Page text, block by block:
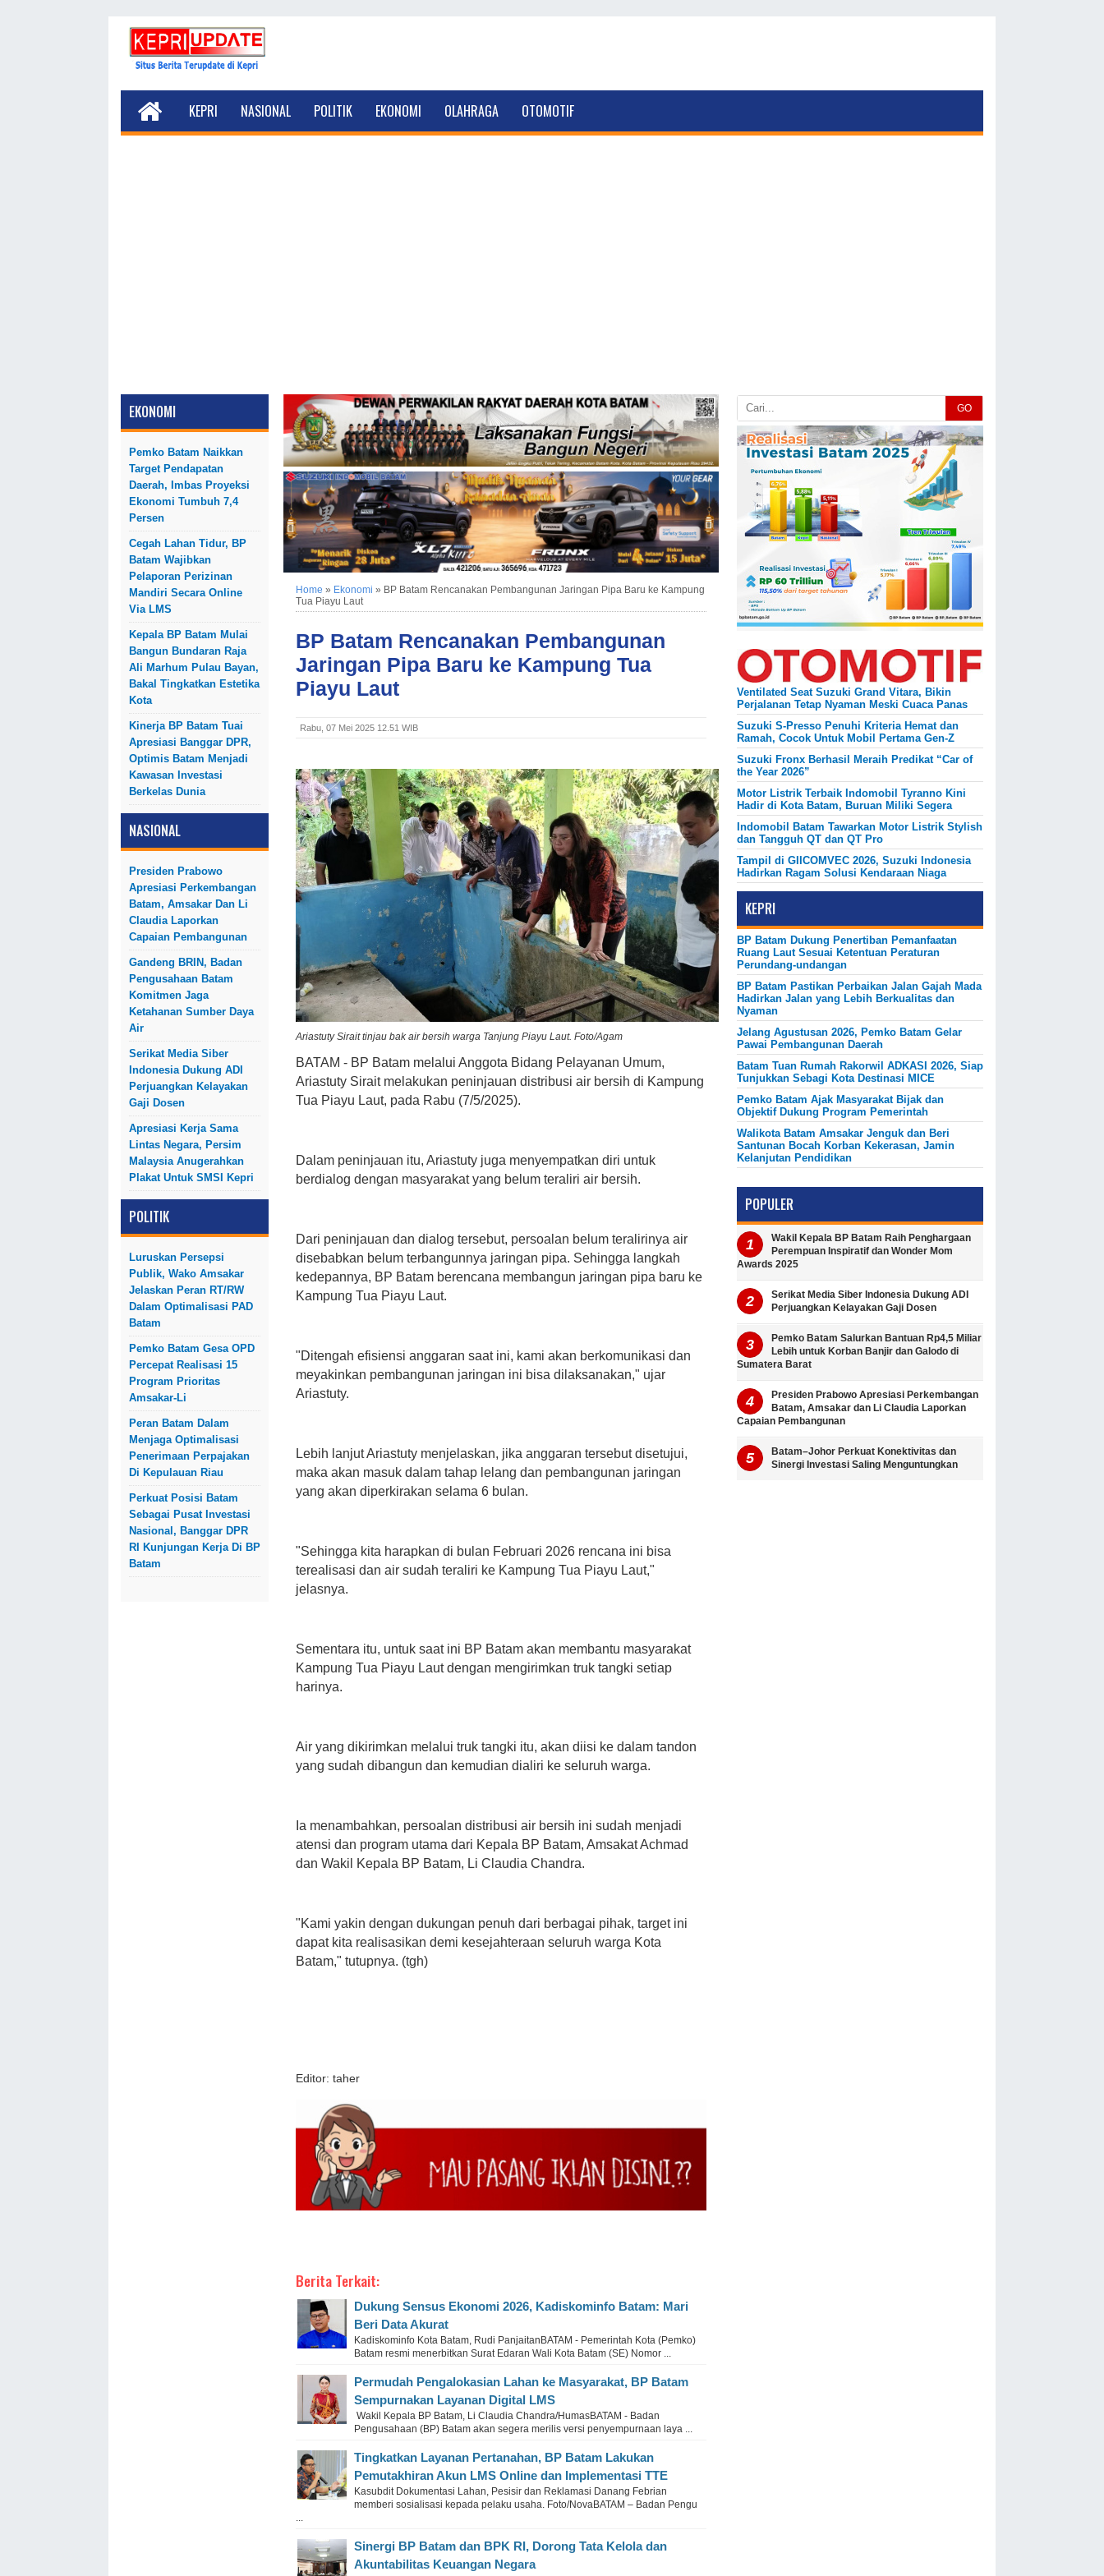
KEPRI NASIONAL POLITIK EKONOMI OLAHRAGA OTOMOTIF
EKONOMI
Pemko Batam Naikkan
Target Pendapatan
Daerah, Imbas Proyeksi
Ekonomi Tumbuh 7,4
Persen
Cegah Lahan Tidur, BP
Batam Wajibkan
Pelaporan Perizinan
Mandiri Secara Online
Via LMS
Kepala BP Batam Mulai
Bangun Bundaran Raja
Ali Marhum Pulau Bayan,
Bakal Tingkatkan Estetika
Kota
Kinerja BP Batam Tuai
Apresiasi Banggar DPR,
Optimis Batam Menjadi
Kawasan Investasi
Berkelas Dunia
NASIONAL
Presiden Prabowo
Apresiasi Perkembangan
Batam, Amsakar Dan Li
Claudia Laporkan
Capaian Pembangunan
Gandeng BRIN, Badan
Pengusahaan Batam
Komitmen Jaga
Ketahanan Sumber Daya
Air
Serikat Media Siber
Indonesia Dukung ADI
Perjuangkan Kelayakan
Gaji Dosen
Apresiasi Kerja Sama
Lintas Negara, Persim
Malaysia Anugerahkan
Plakat Untuk SMSI Kepri
POLITIK
Luruskan Persepsi
Publik, Wako Amsakar
Jelaskan Peran RT/RW
Dalam Optimalisasi PAD
Batam
Pemko Batam Gesa OPD
Percepat Realisasi 15
Program Prioritas
Amsakar-Li
Peran Batam Dalam
Menjaga Optimalisasi
Penerimaan Perpajakan
Di Kepulauan Riau
Perkuat Posisi Batam
Sebagai Pusat Investasi
Nasional, Banggar DPR
RI Kunjungan Kerja Di BP
Batam
Home » Ekonomi » BP Batam Rencanakan Pembangunan Jaringan Pipa Baru ke Kampung
Tua Piayu Laut
BP Batam Rencanakan Pembangunan
Jaringan Pipa Baru ke Kampung Tua
Piayu Laut
Rabu, 07 Mei 2025 12.51 WIB
Ariastuty Sirait tinjau bak air bersih warga Tanjung Piayu Laut. Foto/Agam
BATAM - BP Batam melalui Anggota Bidang Pelayanan Umum,
Ariastuty Sirait melakukan peninjauan distribusi air bersih di Kampung
Tua Piayu Laut, pada Rabu (7/5/2025).
Dalam peninjauan itu, Ariastuty juga menyempatkan diri untuk
berdialog dengan masyarakat yang belum teraliri air bersih.
Dari peninjauan dan dialog tersebut, persoalan belum teralirinya air
disebabkan belum terbangunnya jaringan pipa. Sehingga langkah
kedepannya, BP Batam berencana membangun jaringan pipa baru ke
Kampung Tua Piayu Laut.
"Ditengah efisiensi anggaran saat ini, kami akan berkomunikasi dan
meyakinkan pembangunan jaringan ini bisa dilaksanakan," ujar
Ariastuty.
Lebih lanjut Ariastuty menjelaskan, jika anggaran tersebut disetujui,
maka akan masuk dalam tahap lelang dan pembangunan jaringan
yang akan diperkirakan selama 6 bulan.
"Sehingga kita harapkan di bulan Februari 2026 rencana ini bisa
terealisasi dan air sudah teraliri ke Kampung Tua Piayu Laut,"
jelasnya.
Sementara itu, untuk saat ini BP Batam akan membantu masyarakat
Kampung Tua Piayu Laut dengan mengirimkan truk tangki setiap
harinya.
Air yang dikirimkan melalui truk tangki itu, akan diisi ke dalam tandon
yang sudah dibangun dan kemudian dialiri ke seluruh warga.
Ia menambahkan, persoalan distribusi air bersih ini sudah menjadi
atensi dan program utama dari Kepala BP Batam, Amsakat Achmad
dan Wakil Kepala BP Batam, Li Claudia Chandra.
"Kami yakin dengan dukungan penuh dari berbagai pihak, target ini
dapat kita realisasikan demi kesejahteraan seluruh warga Kota
Batam," tutupnya. (tgh)
Editor: taher
Berita Terkait:
Dukung Sensus Ekonomi 2026, Kadiskominfo Batam: Mari
Beri Data Akurat
Kadiskominfo Kota Batam, Rudi PanjaitanBATAM - Pemerintah Kota (Pemko)
Batam resmi menerbitkan Surat Edaran Wali Kota Batam (SE) Nomor ...
Permudah Pengalokasian Lahan ke Masyarakat, BP Batam
Sempurnakan Layanan Digital LMS
Wakil Kepala BP Batam, Li Claudia Chandra/HumasBATAM - Badan
Pengusahaan (BP) Batam akan segera merilis versi penyempurnaan laya ...
Tingkatkan Layanan Pertanahan, BP Batam Lakukan
Pemutakhiran Akun LMS Online dan Implementasi TTE
Kasubdit Dokumentasi Lahan, Pesisir dan Reklamasi Danang Febrian
memberi sosialisasi kepada pelaku usaha. Foto/NovaBATAM – Badan Pengu
Sinergi BP Batam dan BPK RI, Dorong Tata Kelola dan
Akuntabilitas Keuangan Negara
GO
Ventilated Seat Suzuki Grand Vitara, Bikin
Perjalanan Tetap Nyaman Meski Cuaca Panas
Suzuki S-Presso Penuhi Kriteria Hemat dan
Ramah, Cocok Untuk Mobil Pertama Gen-Z
Suzuki Fronx Berhasil Meraih Predikat “Car of
the Year 2026”
Motor Listrik Terbaik Indomobil Tyranno Kini
Hadir di Kota Batam, Buruan Miliki Segera
Indomobil Batam Tawarkan Motor Listrik Stylish
dan Tangguh QT dan QT Pro
Tampil di GIICOMVEC 2026, Suzuki Indonesia
Hadirkan Ragam Solusi Kendaraan Niaga
KEPRI
BP Batam Dukung Penertiban Pemanfaatan
Ruang Laut Sesuai Ketentuan Peraturan
Perundang-undangan
BP Batam Pastikan Perbaikan Jalan Gajah Mada
Hadirkan Jalan yang Lebih Berkualitas dan
Nyaman
Jelang Agustusan 2026, Pemko Batam Gelar
Pawai Pembangunan Daerah
Batam Tuan Rumah Rakorwil ADKASI 2026, Siap
Tunjukkan Sebagi Kota Destinasi MICE
Pemko Batam Ajak Masyarakat Bijak dan
Objektif Dukung Program Pemerintah
Walikota Batam Amsakar Jenguk dan Beri
Santunan Bocah Korban Kekerasan, Jamin
Kelanjutan Pendidikan
POPULER
Wakil Kepala BP Batam Raih Penghargaan
Perempuan Inspiratif dan Wonder Mom
Awards 2025
Serikat Media Siber Indonesia Dukung ADI
Perjuangkan Kelayakan Gaji Dosen
Pemko Batam Salurkan Bantuan Rp4,5 Miliar
Lebih untuk Korban Banjir dan Galodo di
Sumatera Barat
Presiden Prabowo Apresiasi Perkembangan
Batam, Amsakar dan Li Claudia Laporkan
Capaian Pembangunan
Batam–Johor Perkuat Konektivitas dan
Sinergi Investasi Saling Menguntungkan